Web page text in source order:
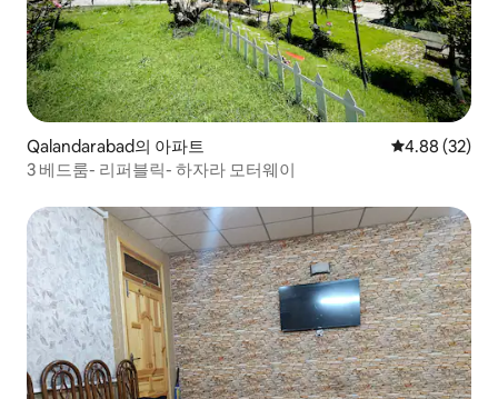
Qalandarabad의 아파트 평점 4.88점(5
4.88 (32)
3 베드룸- 리퍼블릭- 하자라 모터웨이